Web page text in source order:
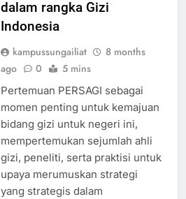
dalam rangka Gizi
Indonesia
kampussungailiat
8 months
ago
0 5 mins
Pertemuan PERSAGI sebagai
momen penting untuk kemajuan
bidang gizi untuk negeri ini,
mempertemukan sejumlah ahli
gizi, peneliti, serta praktisi untuk
upaya merumuskan strategi
yang strategis dalam